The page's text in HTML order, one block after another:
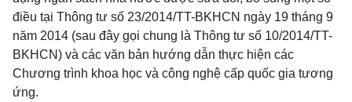
điều tại Thông tư số 23/2014/TT-BKHCN ngày 19 tháng 9
năm 2014 (sau đây gọi chung là Thông tư số 10/2014/TT-
BKHCN) và các văn bản hướng dẫn thực hiện các
Chương trình khoa học và công nghệ cấp quốc gia tương
ứng.